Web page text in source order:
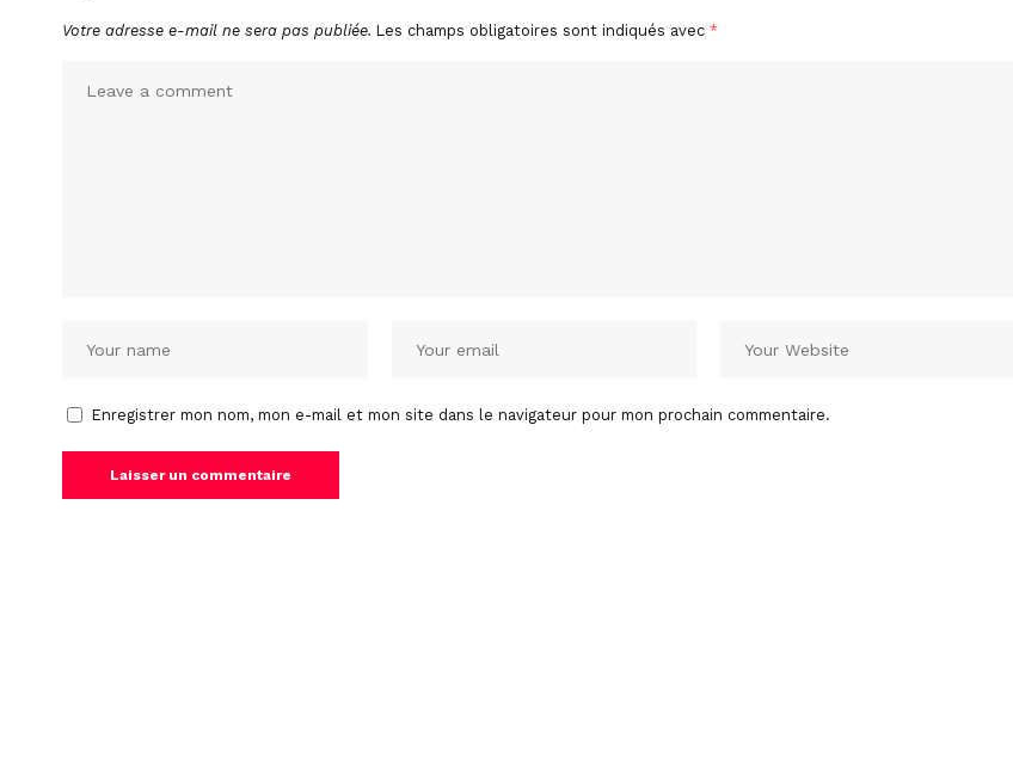
Votre adresse e-mail ne sera pas publiée. Les champs obligatoires sont indiqués avec *
Enregistrer mon nom, mon e-mail et mon site dans le navigateur pour mon prochain commentaire.